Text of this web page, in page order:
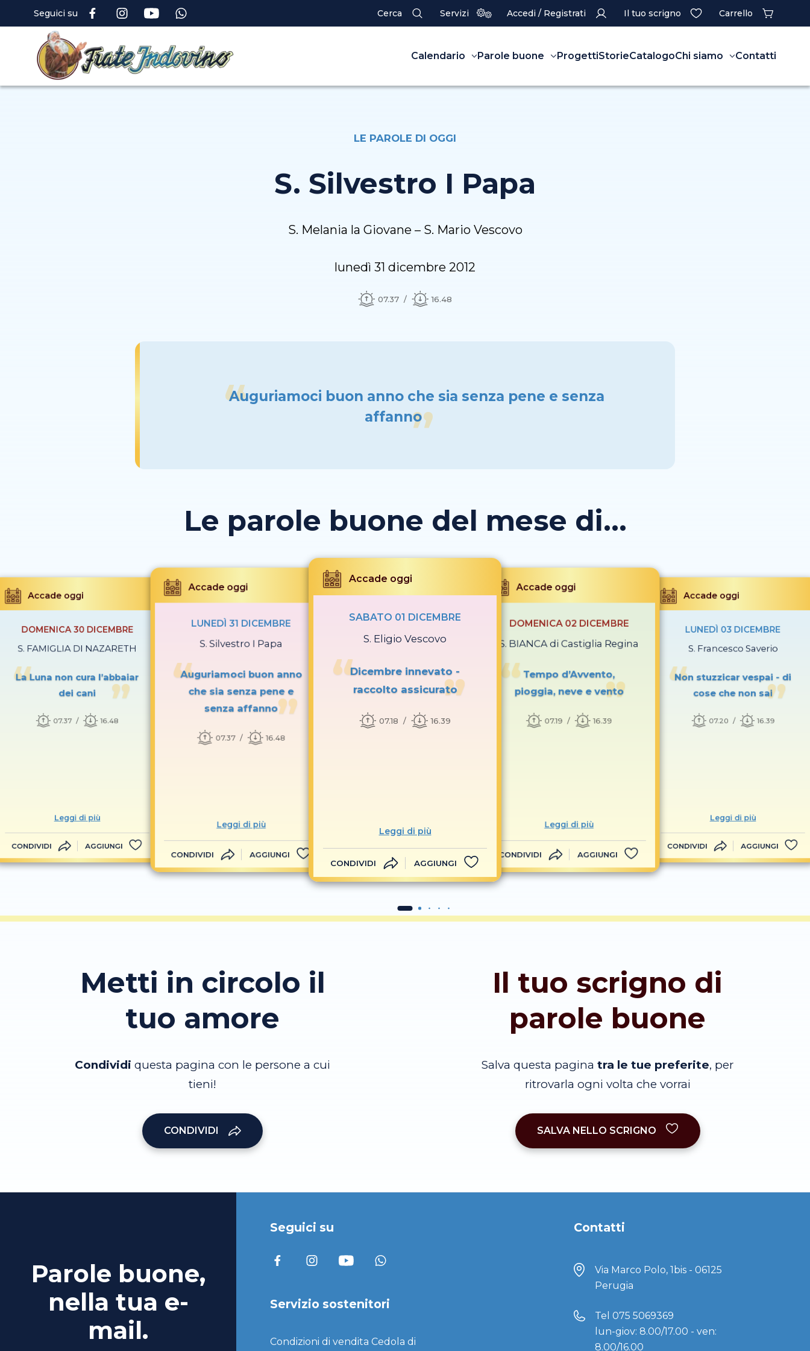
Seguici su Cerca Servizi Accedi / Registrati Il tuo scrigno Carrello
Calendario Parole buone ProgettiStorieCatalogoChi siamo Contatti
LE PAROLE DI OGGI
S. Silvestro I Papa
S. Melania la Giovane – S. Mario Vescovo
lunedì 31 dicembre 2012
07.37 16.48
Auguriamoci buon anno che sia senza pene e senza
affanno
Le parole buone del mese di...
Accade oggi
DOMENICA 30 DICEMBRE
S. FAMIGLIA DI NAZARETH
La Luna non cura l’abbaiar
dei cani
07.37 16.48
Leggi di più
CONDIVIDI AGGIUNGI
Accade oggi
LUNEDÌ 31 DICEMBRE
S. Silvestro I Papa
Auguriamoci buon anno
che sia senza pene e
senza affanno
07.37 16.48
Leggi di più
CONDIVIDI AGGIUNGI
Accade oggi
SABATO 01 DICEMBRE
S. Eligio Vescovo
Dicembre innevato -
raccolto assicurato
07.18 16.39
Leggi di più
CONDIVIDI AGGIUNGI
Accade oggi
DOMENICA 02 DICEMBRE
S. BIANCA di Castiglia Regina
Tempo d’Avvento,
pioggia, neve e vento
07.19 16.39
Leggi di più
CONDIVIDI AGGIUNGI
Accade oggi
LUNEDÌ 03 DICEMBRE
S. Francesco Saverio
Non stuzzicar vespai - di
cose che non sai
07.20 16.39
Leggi di più
CONDIVIDI AGGIUNGI
Metti in circolo il
tuo amore
Condividi questa pagina con le persone a cui
tieni!
CONDIVIDI
Il tuo scrigno di
parole buone
Salva questa pagina tra le tue preferite, per
ritrovarla ogni volta che vorrai
SALVA NELLO SCRIGNO
Parole buone,
nella tua e-
mail.
Seguici su
Servizio sostenitori
Condizioni di vendita Cedola di
Contatti
Via Marco Polo, 1bis - 06125
Perugia
Tel 075 5069369
lun-giov: 8.00/17.00 - ven:
8.00/16.00